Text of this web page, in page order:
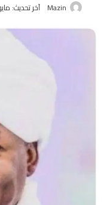
Mazin آخر تحديث: مايو 27,